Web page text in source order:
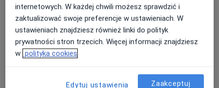
Powiększ mapęotwiera się w nowej karcie
Dostępność
W tym gabinecie nie można umawiać wizyt przez
internetowych. W każdej chwili możesz sprawdzić i
zaktualizować swoje preferencje w ustawieniach. W
ustawieniach znajdziesz również linki do polityk
prywatności stron trzecich. Więcej informacji znajdziesz
w polityka cookies
Edytuj ustawienia Zaakceptuj